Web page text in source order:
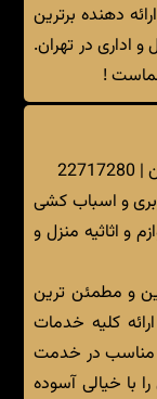
دهنده برترین
اداری در تهران.
!
و اسباب کشی
و اثاثیه منزل و
و مطمئن ترین
کلیه خدمات
مناسب در خدمت
با خیالی آسوده